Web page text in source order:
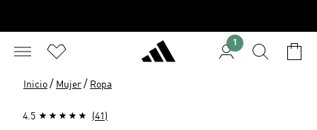
1
Inicio / Mujer / Ropa
4.5 (41)